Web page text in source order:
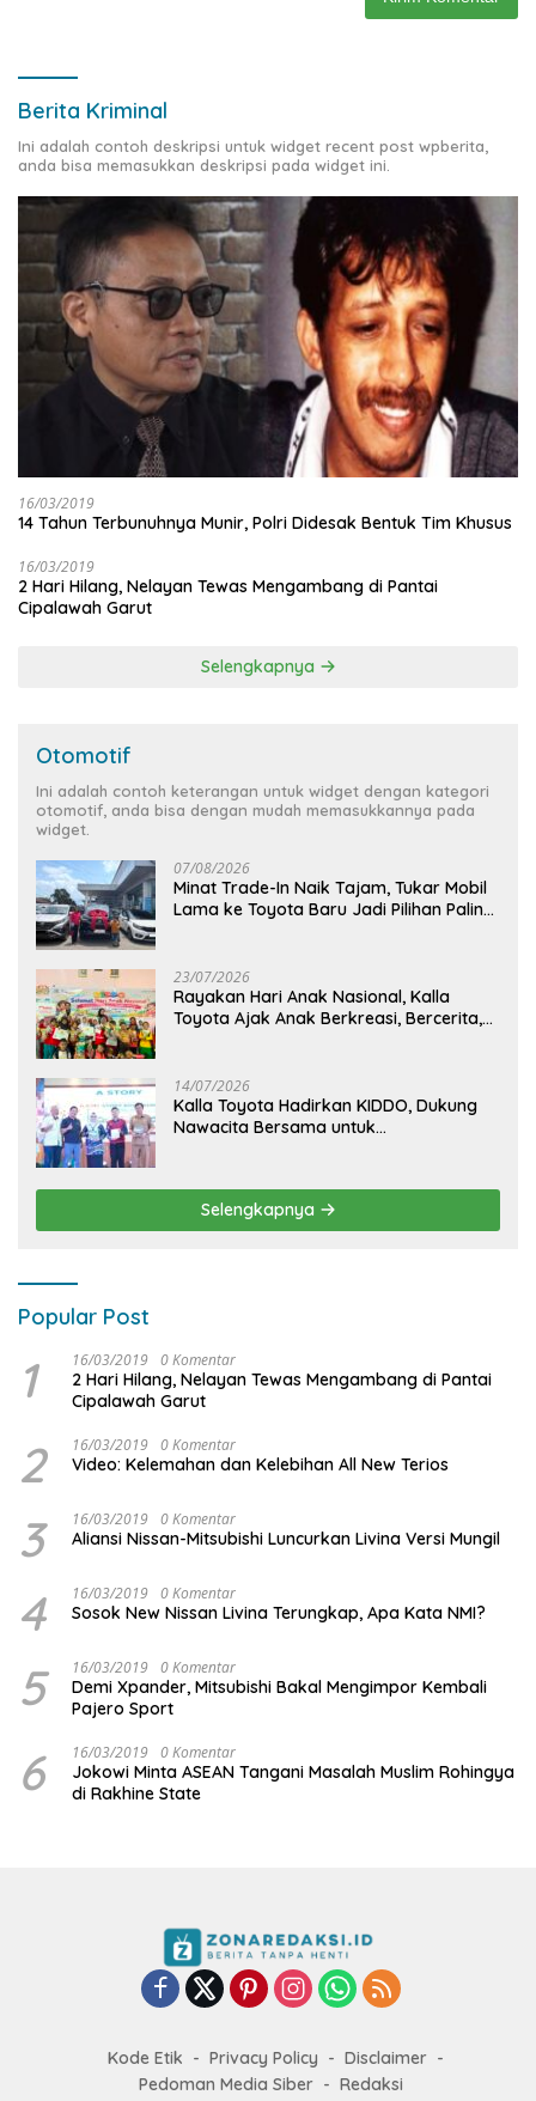
Berita Kriminal
Ini adalah contoh deskripsi untuk widget recent post wpberita,
anda bisa memasukkan deskripsi pada widget ini.
16/03/2019
14 Tahun Terbunuhnya Munir, Polri Didesak Bentuk Tim Khusus
16/03/2019
2 Hari Hilang, Nelayan Tewas Mengambang di Pantai
Cipalawah Garut
Selengkapnya
Otomotif
Ini adalah contoh keterangan untuk widget dengan kategori
otomotif, anda bisa dengan mudah memasukkannya pada
widget.
07/08/2026
Minat Trade-In Naik Tajam, Tukar Mobil
Lama ke Toyota Baru Jadi Pilihan Paling
23/07/2026
Rayakan Hari Anak Nasional, Kalla
Toyota Ajak Anak Berkreasi, Bercerita,
14/07/2026
Kalla Toyota Hadirkan KIDDO, Dukung
Nawacita Bersama untuk
Selengkapnya
Popular Post
1 16/03/2019 0 Komentar
2 Hari Hilang, Nelayan Tewas Mengambang di Pantai
Cipalawah Garut
2 16/03/2019 0 Komentar
Video: Kelemahan dan Kelebihan All New Terios
3 16/03/2019 0 Komentar
Aliansi Nissan-Mitsubishi Luncurkan Livina Versi Mungil
4 16/03/2019 0 Komentar
Sosok New Nissan Livina Terungkap, Apa Kata NMI?
5 16/03/2019 0 Komentar
Demi Xpander, Mitsubishi Bakal Mengimpor Kembali
Pajero Sport
6 16/03/2019 0 Komentar
Jokowi Minta ASEAN Tangani Masalah Muslim Rohingya
di Rakhine State
Kode Etik Privacy Policy
Disclaimer
Pedoman Media Siber
Redaksi